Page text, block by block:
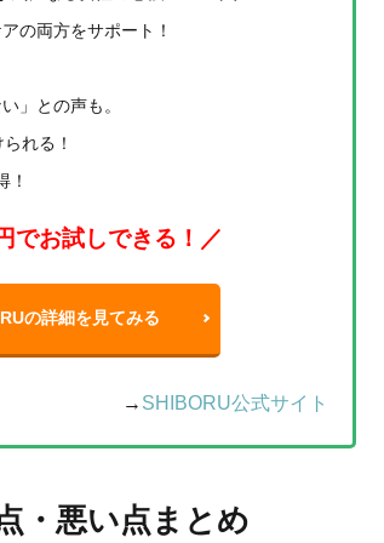
の両方をサポート！
」との声も。
れる！
！
でお試しできる！／
の詳細を見てみる
→ SHIBORU公式サイト
・悪い点まとめ